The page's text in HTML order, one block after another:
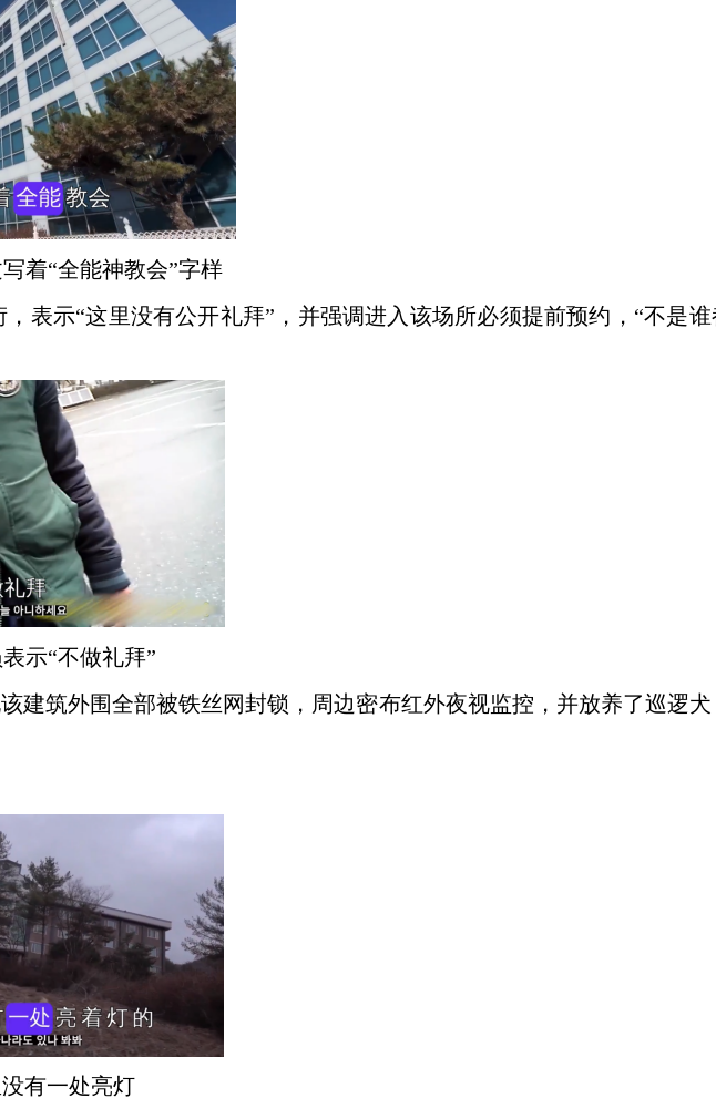
着“全能神教会”字样
表示“这里没有公开礼拜”，并强调进入该场所必须提前预约，“不是
示“不做礼拜”
建筑外围全部被铁丝网封锁，周边密布红外夜视监控，并放养了巡逻
有一处亮灯